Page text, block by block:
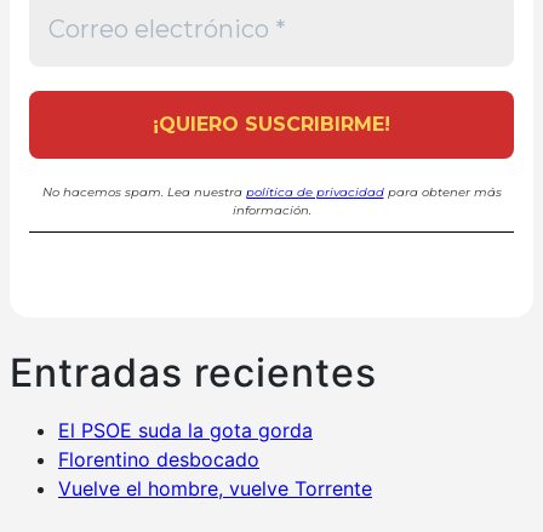
No hacemos spam. Lea nuestra política de privacidadpara obtener más
información.
Entradas recientes
El PSOE suda la gota gorda
Florentino desbocado
Vuelve el hombre, vuelve Torrente